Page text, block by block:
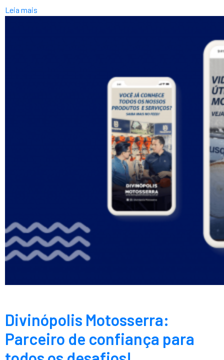
Leia mais
Divinópolis Motosserra:
Parceiro de confiança para